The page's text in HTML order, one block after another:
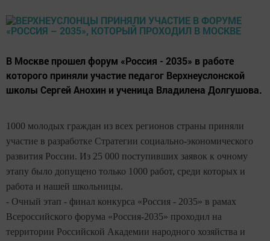
В Москве прошел форум «Россия - 2035» в работе
которого приняли участие педагог Верхнеуслонской
школы Сергей Анохин и ученица Владилена Долгушова.
1000 молодых граждан из всех регионов страны приняли
участие в разработке Стратегии социально-экономического
развития России. Из 25 000 поступивших заявок к очному
этапу было допущено только 1000 работ, среди которых и
работа и нашей школьницы.
- Очный этап - финал конкурса «Россия - 2035» в рамах
Всероссийского форума «Россия-2035» проходил на
территории Российской Академии народного хозяйства и